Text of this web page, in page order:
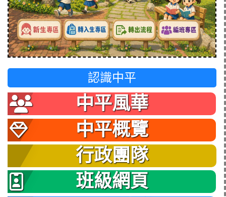
認識中平
中平風華
中平概覽
行政團隊
班級網頁